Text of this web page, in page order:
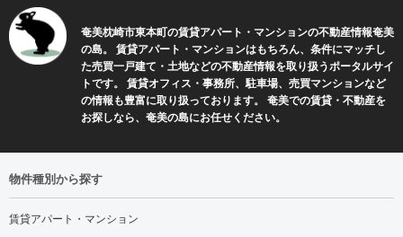
奄美枕崎市東本町の賃貸アパート・マンションの不動産情報奄美
の島。 賃貸アパート・マンションはもちろん、条件にマッチし
た売買一戸建て・土地などの不動産情報を取り扱うポータルサイ
トです。 賃貸オフィス・事務所、駐車場、売買マンションなど
の情報も豊富に取り扱っております。 奄美での賃貸・不動産を
お探しなら、奄美の島にお任せください。
物件種別から探す
賃貸アパート・マンション